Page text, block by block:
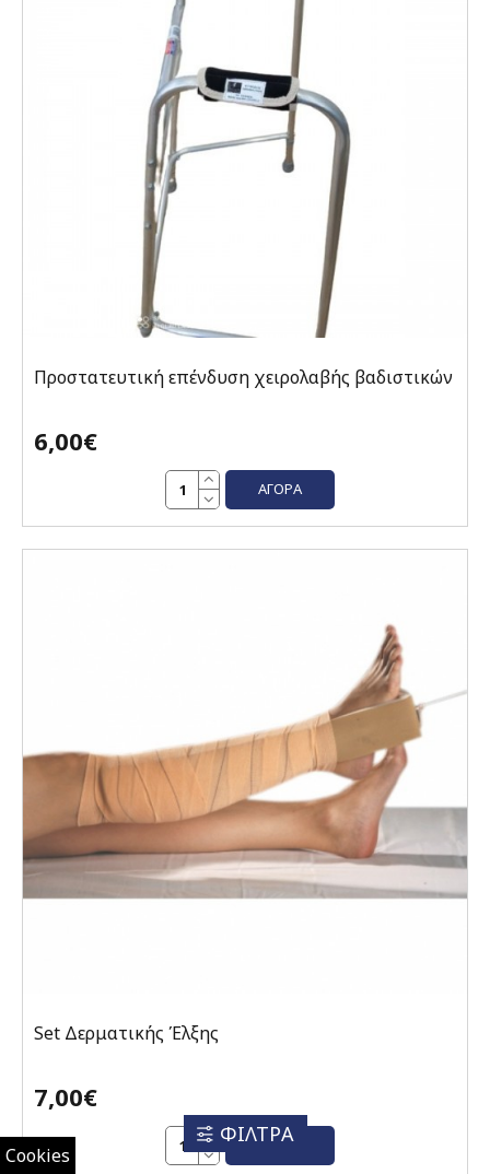
Cookies
Προστατευτική επένδυση χειρολαβής βαδιστικών
6,00€
ΑΓΟΡΆ
Set Δερματικής Έλξης
7,00€
ΑΓΟΡΆ
ΦΙΛΤΡΑ